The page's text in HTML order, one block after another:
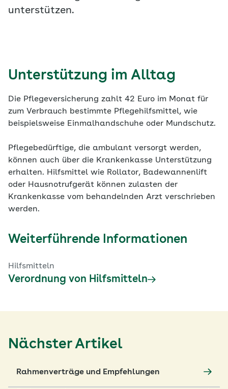
unterstützen.
Unterstützung im Alltag
Die Pflegeversicherung zahlt 42 Euro im Monat für
zum Verbrauch bestimmte Pflegehilfsmittel, wie
beispielsweise Einmalhandschuhe oder Mundschutz.
Pflegebedürftige, die ambulant versorgt werden,
können auch über die Krankenkasse Unterstützung
erhalten. Hilfsmittel wie Rollator, Badewannenlift
oder Hausnotrufgerät können zulasten der
Krankenkasse vom behandelnden Arzt verschrieben
werden.
Weiterführende Informationen
Hilfsmitteln
Verordnung von Hilfsmitteln
Nächster Artikel
Rahmenverträge und Empfehlungen